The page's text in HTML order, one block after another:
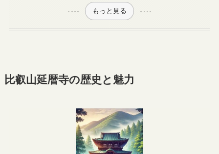
もっと見る
比叡山延暦寺の歴史と魅力